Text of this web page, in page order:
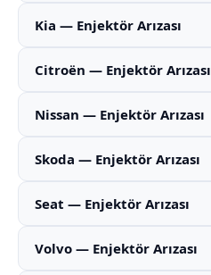
Kia — Enjektör Arızası
Citroën — Enjektör Arızası
Nissan — Enjektör Arızası
Skoda — Enjektör Arızası
Seat — Enjektör Arızası
Volvo — Enjektör Arızası